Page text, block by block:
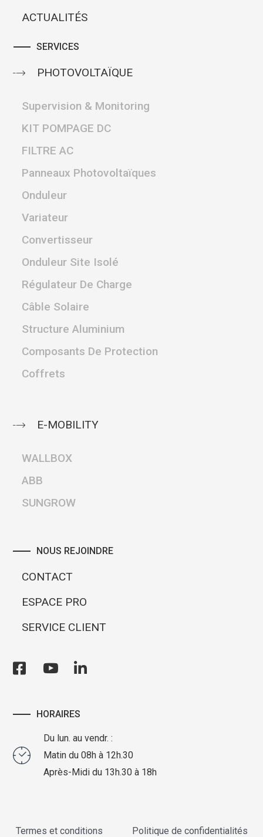
ACTUALITÉS
SERVICES
PHOTOVOLTAÏQUE
Supervision & Monitoring
KIT POMPAGE DC
FILTRE AC
Panneaux Photovoltaïques
Onduleur
Variateur
Convertisseur
Onduleur Site Isolé
Régulateur De Charge
Câble Solaire
Structure Aluminium
Composants De Protection
Coffrets
E-MOBILITY
WALLBOX
ABB
SUNGROW
NOUS REJOINDRE
CONTACT
ESPACE PRO
SERVICE CLIENT
HORAIRES
Du lun. au vendr. :
Matin du 08h à 12h.30
Après-Midi du 13h.30 à 18h
Termes et conditions Politique de confidentialités